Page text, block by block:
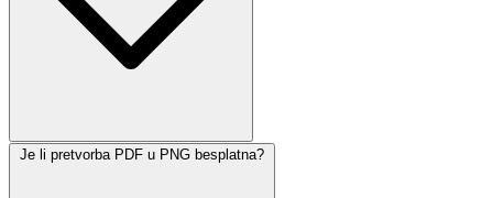
Je li pretvorba PDF u PNG besplatna?